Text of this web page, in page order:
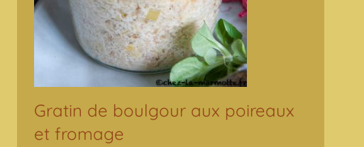
Gratin de boulgour aux poireaux
et fromage